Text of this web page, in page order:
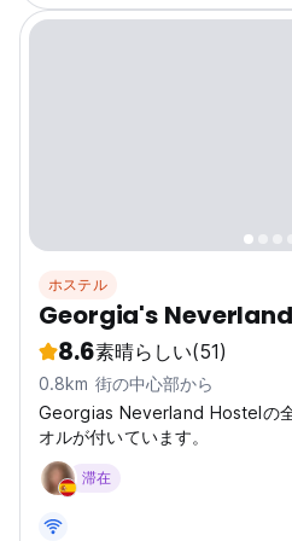
ホステル
Georgia's
8.6素晴らしい(51)
0.8km 街の中心部から
Georgias Neverland Hostelの
オルが付いています。
滞在